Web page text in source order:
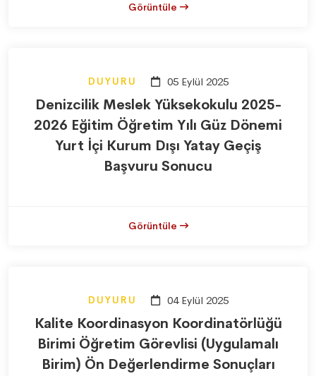
Görüntüle
DUYURU 05 Eylül 2025
Denizcilik Meslek Yüksekokulu 2025-
2026 Eğitim Öğretim Yılı Güz Dönemi
Yurt İçi Kurum Dışı Yatay Geçiş
Başvuru Sonucu
Görüntüle
DUYURU 04 Eylül 2025
Kalite Koordinasyon Koordinatörlüğü
Birimi Öğretim Görevlisi (Uygulamalı
Birim) Ön Değerlendirme Sonuçları